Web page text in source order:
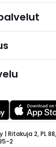
Ritakuja 2, PL
2